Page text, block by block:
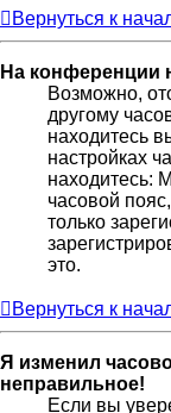
Вернуться к
На конференции
Возможно,
другому
находитесь
настройках
находитесь:
часовой
только
это.
Вернуться к
Я изменил
неправильное!
Если вы